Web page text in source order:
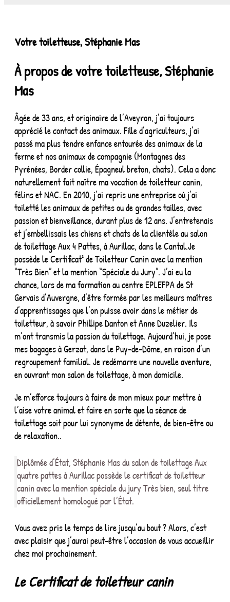
Votre toiletteuse, Stéphanie Mas
À propos de votre toiletteuse, Stéphanie
Mas
Âgée de 33 ans, et originaire de l’Aveyron, j’ai toujours
apprécié le contact des animaux. Fille d’agriculteurs, j’ai
passé ma plus tendre enfance entourée des animaux de la
ferme et nos animaux de compagnie (Montagnes des
Pyrénées, Border collie, Épagneul breton, chats). Cela a donc
naturellement fait naître ma vocation de toiletteur canin,
félins et NAC. En 2010, j’ai repris une entreprise où j’ai
toiletté les animaux de petites ou de grandes tailles, avec
passion et bienveillance, durant plus de 12 ans. J’entretenais
et j’embellissais les chiens et chats de la clientèle au salon
de toilettage Aux 4 Pattes, à Aurillac, dans le Cantal.Je
possède le Certificat² de Toiletteur Canin avec la mention
“Très Bien” et la mention “Spéciale du Jury”. J’ai eu la
chance, lors de ma formation au centre EPLEFPA de St
Gervais d’Auvergne, d’être formée par les meilleurs maîtres
d’apprentissages que l’on puisse avoir dans le métier de
toiletteur, à savoir Phillipe Danton et Anne Duzelier. Ils
m’ont transmis la passion du toilettage. Aujourd’hui, je pose
mes bagages à Gerzat, dans le Puy-de-Dôme, en raison d’un
regroupement familial. Je redémarre une nouvelle aventure,
en ouvrant mon salon de toilettage, à mon domicile.
Je m’efforce toujours à faire de mon mieux pour mettre à
l’aise votre animal et faire en sorte que la séance de
toilettage soit pour lui synonyme de détente, de bien-être ou
de relaxation..
Diplômée d’État, Stéphanie Mas du salon de toilettage Aux
quatre pattes à Aurillac possède le certificat de toiletteur
canin avec la mention spéciale du jury Très bien, seul titre
officiellement homologué par l’État.
Vous avez pris le temps de lire jusqu’au bout ? Alors, c’est
avec plaisir que j’aurai peut-être l’occasion de vous accueillir
chez moi prochainement.
Le Certificat detoiletteur canin